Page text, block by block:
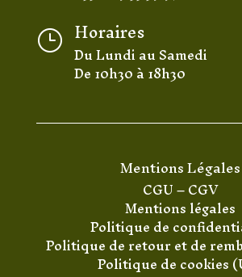
} Horaires
Du Lundi au Samedi
De 10h30 à 18h30
Mentions Légales
CGU–CGV
Mentions légales
Politique de
Politique de retour et de
Politique de cookies